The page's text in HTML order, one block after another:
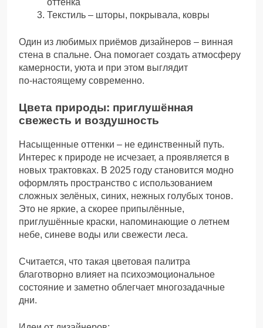
оттенка
Текстиль – шторы, покрывала, ковры
Один из любимых приёмов дизайнеров – винная
стена в спальне. Она помогает создать атмосферу
камерности, уюта и при этом выглядит
по‑настоящему современно.
Цвета природы: приглушённая
свежесть и воздушность
Насыщенные оттенки – не единственный путь.
Интерес к природе не исчезает, а проявляется в
новых трактовках. В 2025 году становится модно
оформлять пространство с использованием
сложных зелёных, синих, нежных голубых тонов.
Это не яркие, а скорее припылённые,
приглушённые краски, напоминающие о летнем
небе, синеве воды или свежести леса.
Считается, что такая цветовая палитра
благотворно влияет на психоэмоциональное
состояние и заметно облегчает многозадачные
дни.